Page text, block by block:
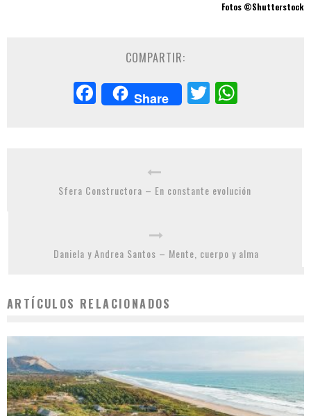
Fotos ©Shutterstock
COMPARTIR:
Facebook
Share Twitter
Sfera Constructora – En constante evolución
Daniela y Andrea Santos – Mente, cuerpo y alma
ARTÍCULOS RELACIONADOS